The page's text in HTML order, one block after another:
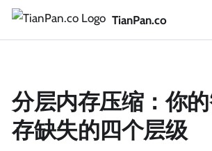
TianPan.co
分层内存压缩：你
存缺失的四个层级